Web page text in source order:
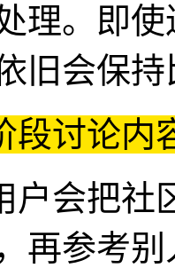
理。即
旧会保
段讨论内
户会把社
再参考